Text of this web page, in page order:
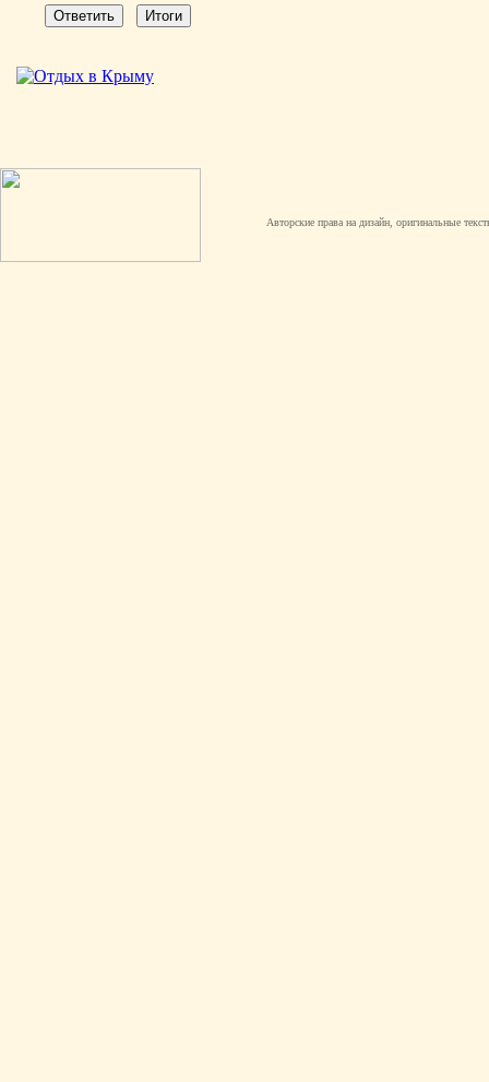
Авторские права на дизайн, оригинальные